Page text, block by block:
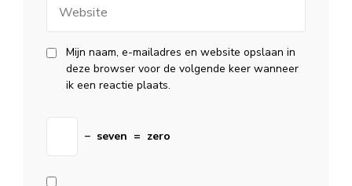
Mijn naam, e-mailadres en website opslaan in
deze browser voor de volgende keer wanneer
ik een reactie plaats.
− seven = zero